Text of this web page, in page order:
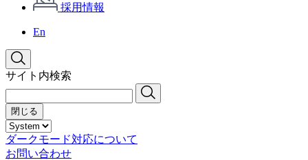
採用情報
En
サイト内検索
閉じる
ダークモード対応について
お問い合わせ